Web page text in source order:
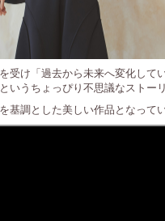
受け「過去から未来へ変化し
いうちょっぴり不思議なストー
基調とした美しい作品となってい